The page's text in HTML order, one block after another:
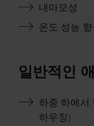
내마모성
온도 성능
일반적인
하중 하에서
하우징)